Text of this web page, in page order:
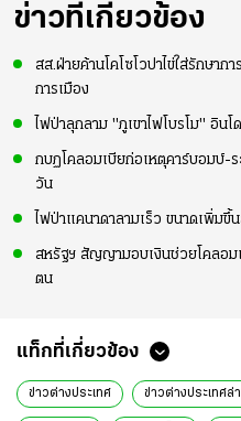
ข่าวที่เกี่ยวข้อง
สส.ฝ่ายค้านโคโซโวปาไข่ใส่รักษา
การเมือง
ไฟป่าลุกลาม "ภูเขาไฟโบรโม" อิน
กบฏโคลอมเบียก่อเหตุคาร์บอมบ์-ร
วัน
ไฟป่าแคนาดาลามเร็ว ขนาดเพิ่ม
สหรัฐฯ สัญญามอบเงินช่วยโคลอ
ตน
แท็กที่เกี่ยวข้อง
ข่าวต่างประเทศ ข่าวต่างประเทศล่